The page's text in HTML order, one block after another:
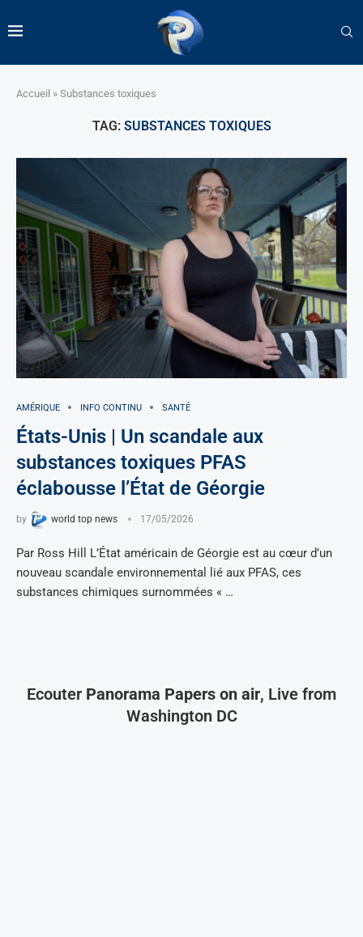
Accueil » Substances toxiques
TAG: SUBSTANCES TOXIQUES
AMÉRIQUE INFO CONTINU SANTÉ
États-Unis | Un scandale aux
substances toxiques PFAS
éclabousse l’État de Géorgie
by world top news 17/05/2026
Par Ross Hill L’État américain de Géorgie est au cœur d’un
nouveau scandale environnemental lié aux PFAS, ces
substances chimiques surnommées « …
Ecouter Panorama Papers on air, Live from
Washington DC